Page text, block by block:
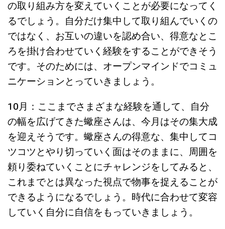
の取り組み方を変えていくことが必要になってく
るでしょう。自分だけ集中して取り組んでいくの
ではなく、お互いの違いを認め合い、得意なとこ
ろを掛け合わせていく経験をすることができそう
です。そのためには、オープンマインドでコミュ
ニケーションとっていきましょう。
10月：ここまでさまざまな経験を通して、自分
の幅を広げてきた蠍座さんは、今月はその集大成
を迎えそうです。蠍座さんの得意な、集中してコ
ツコツとやり切っていく面はそのままに、周囲を
頼り委ねていくことにチャレンジをしてみると、
これまでとは異なった視点で物事を捉えることが
できるようになるでしょう。時代に合わせて変容
していく自分に自信をもっていきましょう。